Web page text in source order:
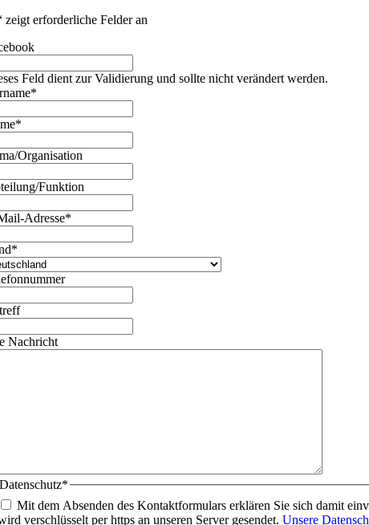
zeigt erforderliche Felder an
Feld dient zur Validierung und sollte nicht verändert werden.
*
*
Organisation
Funktion
Adresse*
*
Nachricht
Datenschutz*
Mit dem Absenden des Kontaktformulars erklären Sie sich damit
verschlüsselt per https an unseren Server gesendet.Unsere